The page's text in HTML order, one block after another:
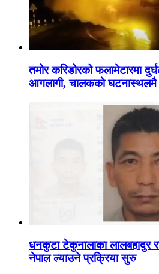
तमोर करिडोरको फलामेटारमा
आगलागी, चालकको
धनकुटा टेकुनालाका लालबहादुर
नेपाल ल्याउने प्रक्रिया सुरु